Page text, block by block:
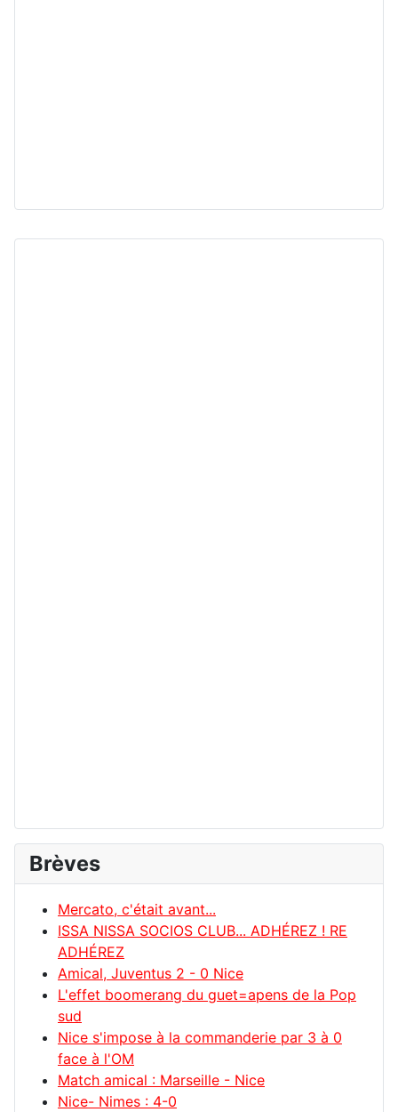
Brèves
Mercato, c'était avant...
ISSA NISSA SOCIOS CLUB... ADHÉREZ ! RE
ADHÉREZ
Amical, Juventus 2 - 0 Nice
L'effet boomerang du guet=apens de la Pop
sud
Nice s'impose à la commanderie par 3 à 0
face à l'OM
Match amical : Marseille - Nice
Nice- Nimes : 4-0